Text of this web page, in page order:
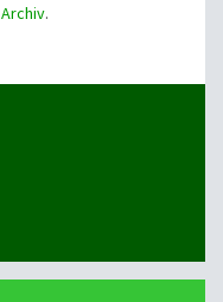
Archiv.